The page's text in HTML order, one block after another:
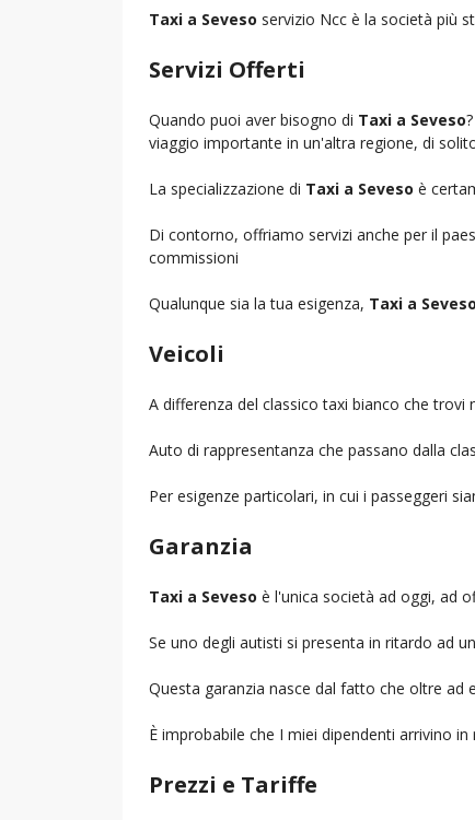
Taxi a Seveso servizio Ncc è la società più
Servizi Offerti
Quando puoi aver bisogno di Taxi a Seveso
viaggio importante in un'altra regione, di
La specializzazione di Taxi a Seveso è
Di contorno, offriamo servizi anche per il
commissioni
Qualunque sia la tua esigenza, Taxi a Seveso
Veicoli
A differenza del classico taxi bianco che
Auto di rappresentanza che passano dalla
Per esigenze particolari, in cui i passeggeri
Garanzia
Taxi a Seveso è l'unica società ad oggi, ad
Se uno degli autisti si presenta in ritardo ad
Questa garanzia nasce dal fatto che oltre ad
È improbabile che I miei dipendenti arrivino
Prezzi e Tariffe